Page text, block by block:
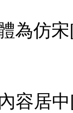
為仿
容居